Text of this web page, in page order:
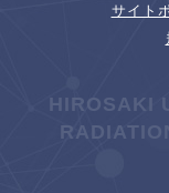
サイト
HIROSAKI